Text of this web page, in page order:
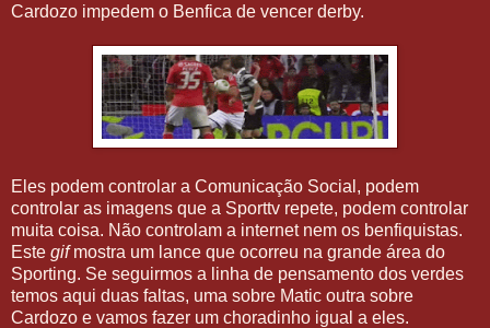
Cardozo impedem o Benfica de vencer derby.
Eles podem controlar a Comunicação Social, podem
controlar as imagens que a Sporttv repete, podem controlar
muita coisa. Não controlam a internet nem os benfiquistas.
Este gifmostra um lance que ocorreu na grande área do
Sporting. Se seguirmos a linha de pensamento dos verdes
temos aqui duas faltas, uma sobre Matic outra sobre
Cardozo e vamos fazer um choradinho igual a eles.